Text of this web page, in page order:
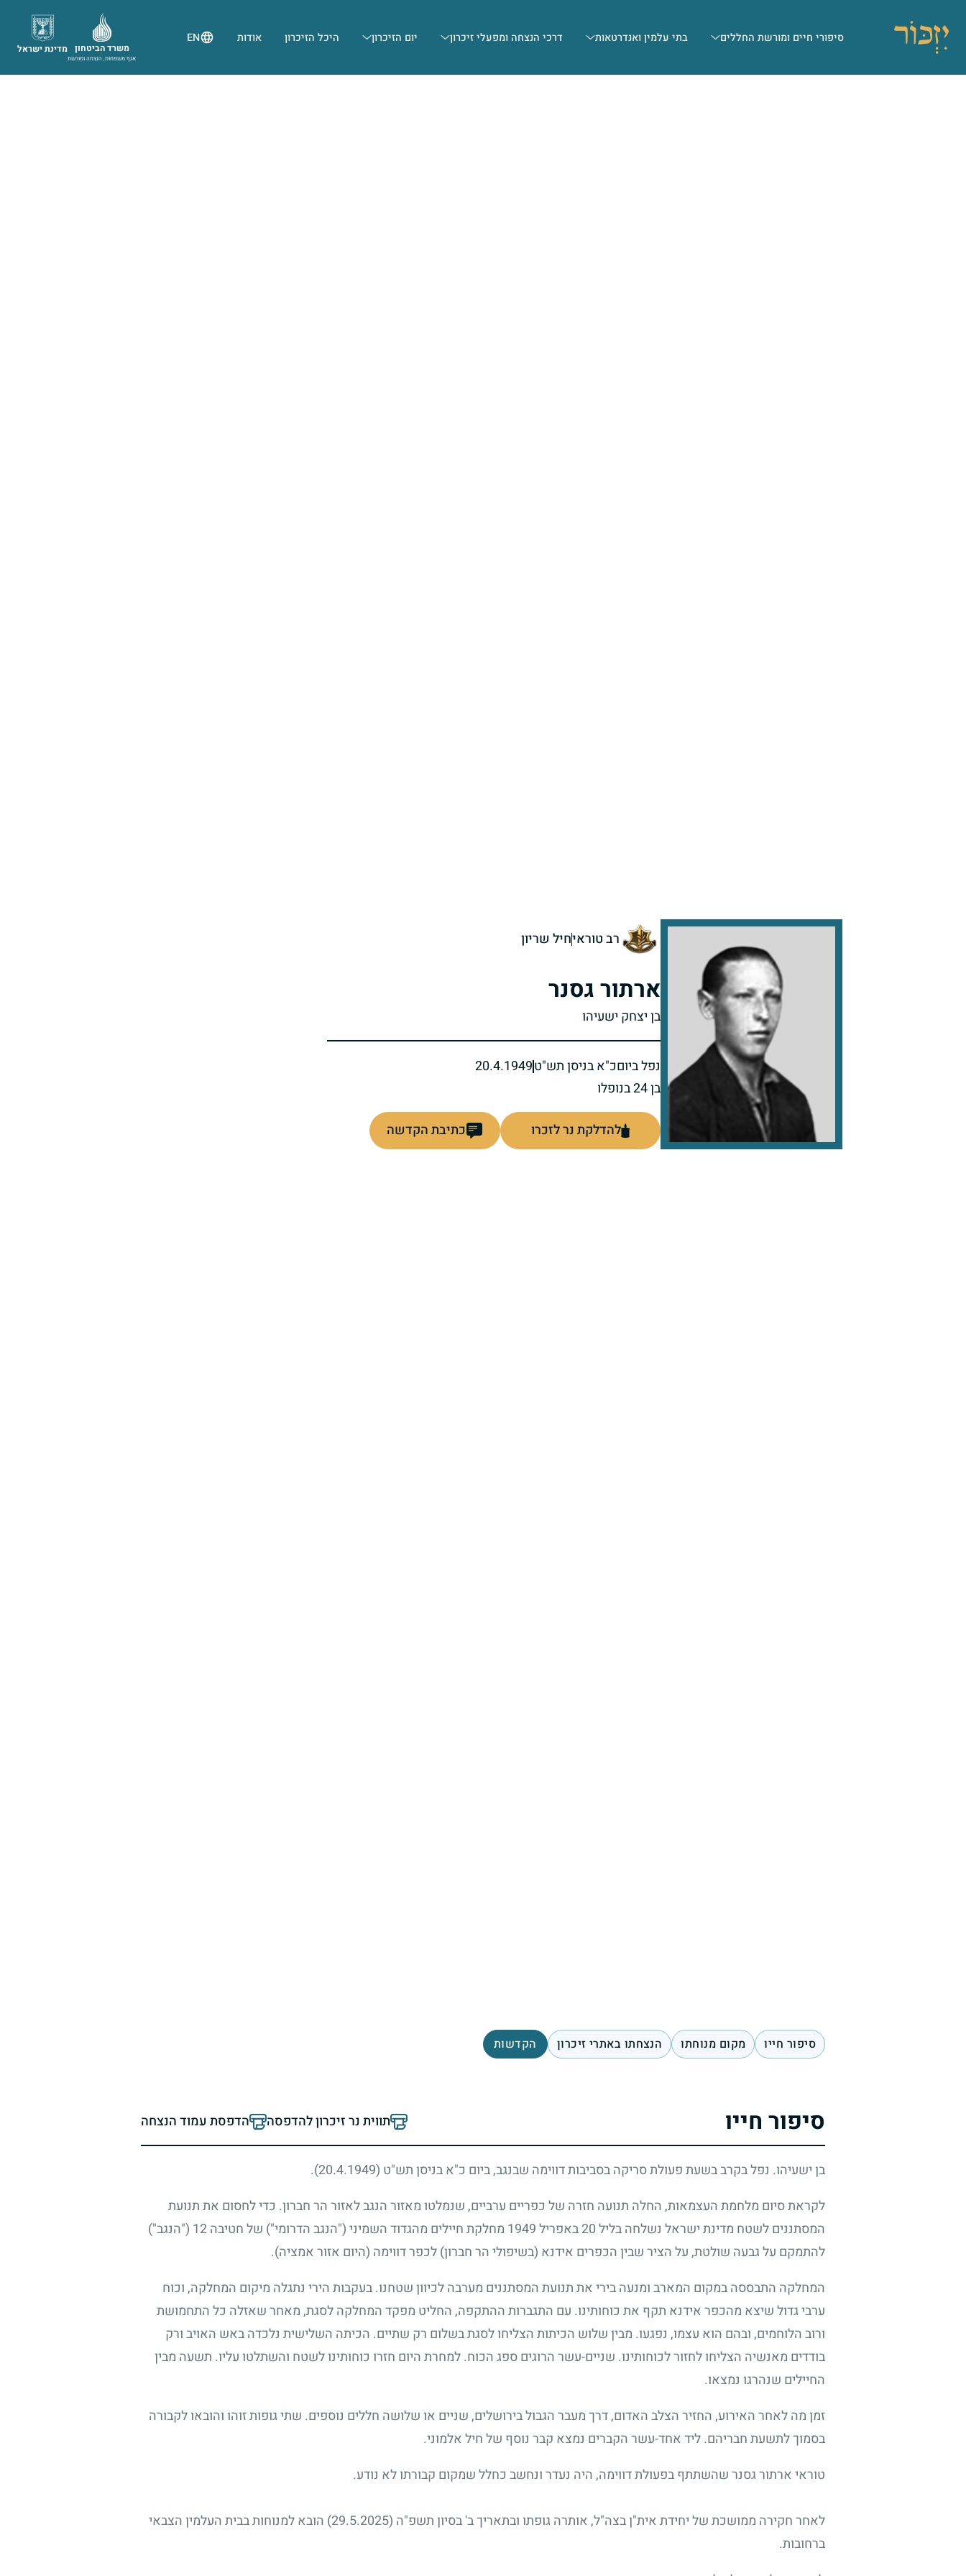
סיפורי חיים ומורשת החללים בתי עלמין ואנדרטאות דרכי הנצחה ומפעלי זיכרון יום הזיכרון היכל הזיכרון אודות EN
מדינת ישראל משרד הביטחון
אגף משפחות, הנצחה ומורשת
רב טוראיחיל שריון
ארתור גסנר
בן יצחק ישעיהו
נפל ביוםכ"א בניסן תש"ט20.4.1949
בן 24 בנופלו
להדלקת נר לזכרו כתיבת הקדשה
סיפור חייו מקום מנוחתו הנצחתו באתרי זיכרון הקדשות
סיפור חייו תווית נר זיכרון להדפסה הדפסת עמוד הנצחה
בן ישעיהו. נפל בקרב בשעת פעולת סריקה בסביבות דווימה שבנגב, ביום כ"א בניסן תש"ט (20.4.1949)
.
לקראת סיום מלחמת העצמאות, החלה תנועה חזרה של כפריים ערביים, שנמלטו מאזור הנגב לאזור הר חברון. כדי לחסום את תנועת
המסתננים לשטח מדינת ישראל נשלחה בליל 20 באפריל 1949 מחלקת חיילים מהגדוד השמיני ("הנגב הדרומי") של חטיבה 12 ("הנגב")
להתמקם על גבעה שולטת, על הציר שבין הכפרים אידנא (בשיפולי הר חברון) לכפר דווימה (היום אזור אמציה).
המחלקה התבססה במקום המארב ומנעה בירי את תנועת המסתננים מערבה לכיוון שטחנו. בעקבות הירי נתגלה מיקום המחלקה, וכוח
ערבי גדול שיצא מהכפר אידנא תקף את כוחותינו. עם התגברות ההתקפה, החליט מפקד המחלקה לסגת, מאחר שאזלה כל התחמושת
ורוב הלוחמים, ובהם הוא עצמו, נפגעו. מבין שלוש הכיתות הצליחו לסגת בשלום רק שתיים. הכיתה השלישית נלכדה באש האויב ורק
בודדים מאנשיה הצליחו לחזור לכוחותינו. שניים-עשר הרוגים ספג הכוח. למחרת היום חזרו כוחותינו לשטח והשתלטו עליו. תשעה מבין
החיילים שנהרגו נמצאו.
זמן מה לאחר האירוע, החזיר הצלב האדום, דרך מעבר הגבול בירושלים, שניים או שלושה חללים נוספים. שתי גופות זוהו והובאו לקבורה
בסמוך לתשעת חבריהם. ליד אחד-עשר הקברים נמצא קבר נוסף של חיל אלמוני.
טוראי ארתור גסנר שהשתתף בפעולת דווימה, היה נעדר ונחשב כחלל שמקום קבורתו לא נודע.
לאחר חקירה ממושכת של יחידת אית"ן בצה"ל, אותרה גופתו ובתאריך ב' בסיון תשפ"ה (29.5.2025) הובא למנוחות בבית העלמין הצבאי
ברחובות.